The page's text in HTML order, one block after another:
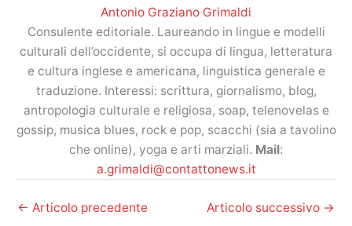
Antonio Graziano Grimaldi
Consulente editoriale. Laureando in lingue e modelli
culturali dell’occidente, si occupa di lingua, letteratura
e cultura inglese e americana, linguistica generale e
traduzione. Interessi: scrittura, giornalismo, blog,
antropologia culturale e religiosa, soap, telenovelas e
gossip, musica blues, rock e pop, scacchi (sia a tavolino
che online), yoga e arti marziali. Mail:
a.grimaldi@contattonews.it
← Articolo precedente Articolo successivo →